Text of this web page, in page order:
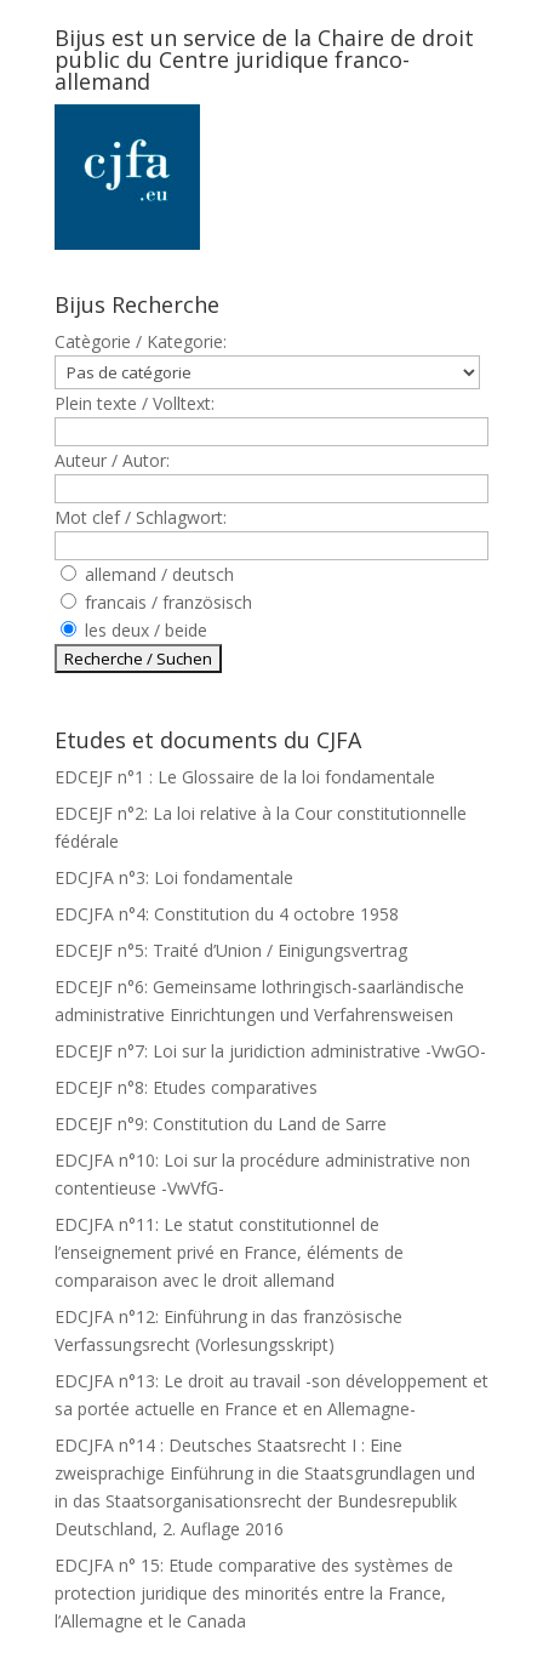
Bijus est un service de la Chaire de droit
public du Centre juridique franco-
allemand
Bijus Recherche
Catègorie / Kategorie:
Plein texte / Volltext:
Auteur / Autor:
Mot clef / Schlagwort:
allemand / deutsch
francais / französisch
les deux / beide
Etudes et documents du CJFA
EDCEJF n°1 : Le Glossaire de la loi fondamentale
EDCEJF n°2: La loi relative à la Cour constitutionnelle
fédérale
EDCJFA n°3: Loi fondamentale
EDCJFA n°4: Constitution du 4 octobre 1958
EDCEJF n°5: Traité d’Union / Einigungsvertrag
EDCEJF n°6: Gemeinsame lothringisch-saarländische
administrative Einrichtungen und Verfahrensweisen
EDCEJF n°7: Loi sur la juridiction administrative -VwGO-
EDCEJF n°8: Etudes comparatives
EDCEJF n°9: Constitution du Land de Sarre
EDCJFA n°10: Loi sur la procédure administrative non
contentieuse -VwVfG-
EDCJFA n°11: Le statut constitutionnel de
l’enseignement privé en France, éléments de
comparaison avec le droit allemand
EDCJFA n°12: Einführung in das französische
Verfassungsrecht (Vorlesungsskript)
EDCJFA n°13: Le droit au travail -son développement et
sa portée actuelle en France et en Allemagne-
EDCJFA n°14 : Deutsches Staatsrecht I : Eine
zweisprachige Einführung in die Staatsgrundlagen und
in das Staatsorganisationsrecht der Bundesrepublik
Deutschland, 2. Auflage 2016
EDCJFA n° 15: Etude comparative des systèmes de
protection juridique des minorités entre la France,
l’Allemagne et le Canada